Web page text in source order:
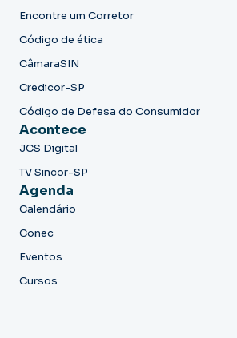
Encontre um Corretor
Código de ética
CâmaraSIN
Credicor-SP
Código de Defesa do Consumidor
Acontece
JCS Digital
TV Sincor-SP
Agenda
Calendário
Conec
Eventos
Cursos